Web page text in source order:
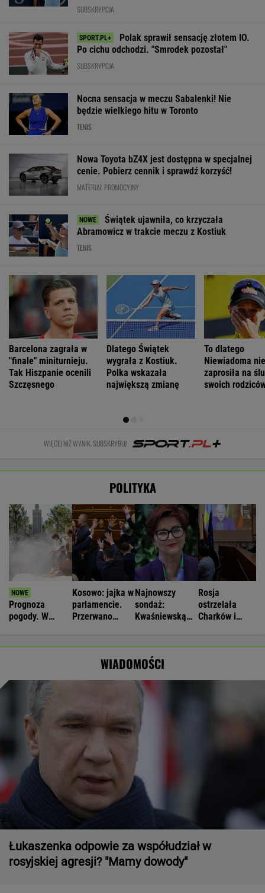
SUBSKRYPCJA
Polak sprawił sensację złotem IO.
Po cichu odchodzi. "Smrodek pozostał"
SUBSKRYPCJA
Nocna sensacja w meczu Sabalenki! Nie
będzie wielkiego hitu w Toronto
TENIS
Nowa Toyota bZ4X jest dostępna w specjalnej
cenie. Pobierz cennik i sprawdź korzyść!
MATERIAŁ PROMOCYJNY
Świątek ujawniła, co krzyczała
Abramowicz w trakcie meczu z Kostiuk
TENIS
Barcelona zagrała w
"finale" miniturnieju.
Tak Hiszpanie ocenili
Szczęsnego
Dlatego Świątek
wygrała z Kostiuk.
Polka wskazała
największą zmianę
To dlatego
Niewiadoma nie
zaprosiła na
swoich
WIĘCEJ NIŻ WYNIK. SUBSKRYBUJ
POLITYKA
Prognoza
pogody. W
Kosowo: jajka w
parlamencie.
Przerwano
Najnowszy
sondaż:
Kwaśniewską
Rosja
ostrzelała
Charków i
WIADOMOŚCI
Łukaszenka odpowie za współudział w
rosyjskiej agresji? "Mamy dowody"